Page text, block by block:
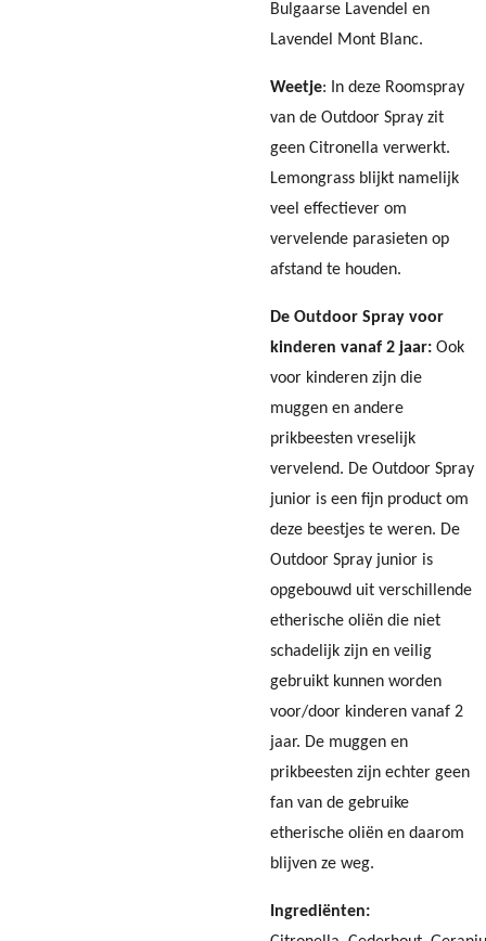
Bulgaarse Lavendel en
Lavendel Mont Blanc.
Weetje: In deze Roomspray
van de Outdoor Spray zit
geen Citronella verwerkt.
Lemongrass blijkt namelijk
veel effectiever om
vervelende parasieten op
afstand te houden.
De Outdoor Spray voor
kinderen vanaf 2 jaar: Ook
voor kinderen zijn die
muggen en andere
prikbeesten vreselijk
vervelend. De Outdoor Spray
junior is een fijn product om
deze beestjes te weren. De
Outdoor Spray junior is
opgebouwd uit verschillende
etherische oliën die niet
schadelijk zijn en veilig
gebruikt kunnen worden
voor/door kinderen vanaf 2
jaar. De muggen en
prikbeesten zijn echter geen
fan van de gebruike
etherische oliën en daarom
blijven ze weg.
Ingrediënten: